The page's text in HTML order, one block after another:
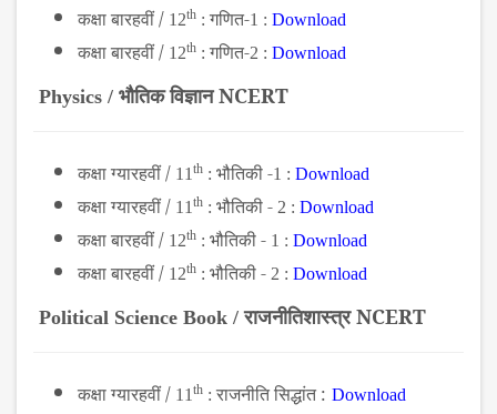
कक्षा बारहवीं / 12th : गणित-1 : Download
कक्षा बारहवीं / 12th : गणित-2 : Download
Physics / भौतिक विज्ञान NCERT
कक्षा ग्यारहवीं / 11 th : भौतिकी -1 : Download
कक्षा ग्यारहवीं / 11 th : भौतिकी - 2 : Download
कक्षा बारहवीं / 12th : भौतिकी - 1 : Download
कक्षा बारहवीं / 12th : भौतिकी - 2 : Download
Political Science Book /राजनीतिशास्त्र NCERT
कक्षा ग्यारहवीं / 11 th : राजनीति सिद्धांत : Download